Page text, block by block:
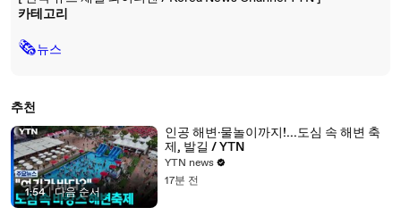
카테고리
🗞뉴스
추천
1:54 | 다음 순서
인공 해변·물놀이까지!...도심 속 해변 축
제, 발길 / YTN
YTN news
17분 전